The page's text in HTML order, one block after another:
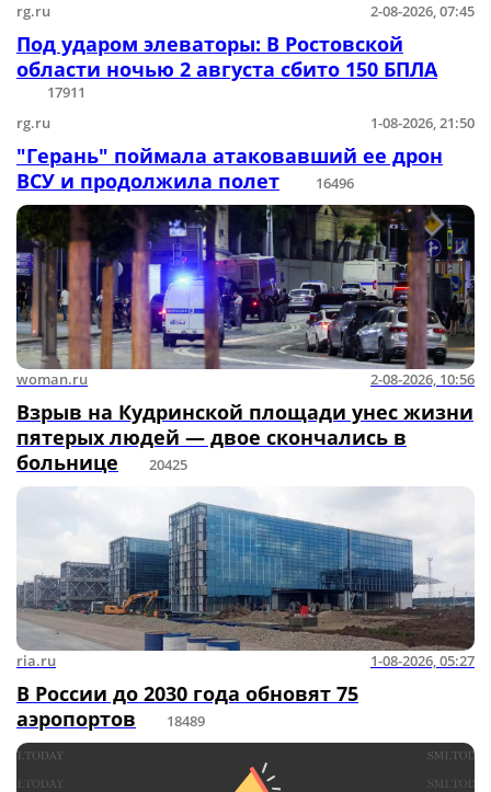
rg.ru
2-08-2026, 07:45
Под ударом элеваторы: В Ростовской
области ночью 2 августа сбито 150 БПЛА
17911
rg.ru
1-08-2026, 21:50
"Герань" поймала атаковавший ее дрон
ВСУ и продолжила полет
16496
woman.ru 2-08-2026, 10:56
Взрыв на Кудринской площади унес жизни
пятерых людей — двое скончались в
больнице
20425
ria.ru 1-08-2026, 05:27
В России до 2030 года обновят 75
аэропортов
18489